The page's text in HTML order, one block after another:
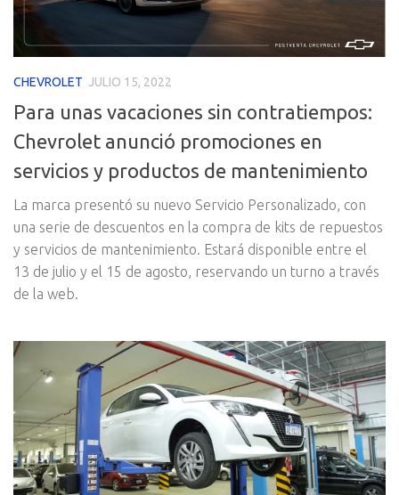
CHEVROLET JULIO 15, 2022
Para unas vacaciones sin contratiempos:
Chevrolet anunció promociones en
servicios y productos de mantenimiento
La marca presentó su nuevo Servicio Personalizado, con
una serie de descuentos en la compra de kits de repuestos
y servicios de mantenimiento. Estará disponible entre el
13 de julio y el 15 de agosto, reservando un turno a través
de la web.